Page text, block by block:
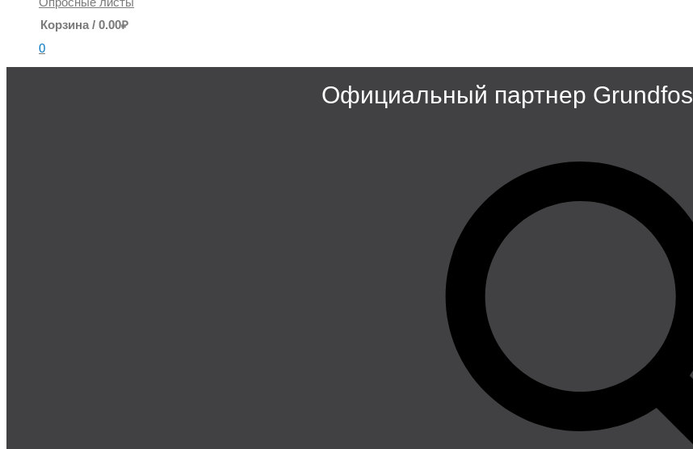
Корзина / 0.00₽
0
Официальный партнер Grundfos